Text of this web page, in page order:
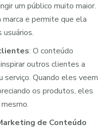
um público muito maior.
marca e permite que ela
: O conteúdo
outros clientes a
Quando eles veem
os produtos, eles
de Conteúdo